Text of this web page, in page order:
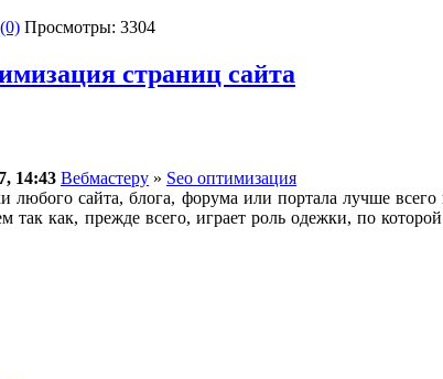
Просмотры: 3304
страниц сайта
14:43 Вебмастеру » Seo оптимизация
любого сайта, блога, форума или портала лучше
так как, прежде всего, играет роль одежки, по